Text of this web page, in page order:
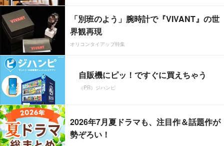
「別班のよう」腕時計で『VIVANT』の世
界観再現
オリコンタイアップ特集
自販機にピッ！ですぐに買えちゃう
（PR）ジハンピ
2026年7月夏ドラマも、注目作＆話題作が
勢ぞろい！